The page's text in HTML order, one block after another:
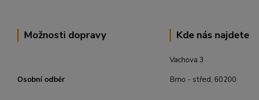
Možnosti dopravy
Osobní odběr
Kde nás najdete
Vachova 3
Brno - střed, 60200